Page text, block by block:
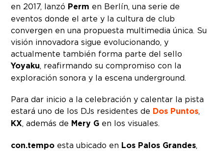
en 2017, lanzó Perm en Berlín, una serie de
eventos donde el arte y la cultura de club
convergen en una propuesta multimedia única. Su
visión innovadora sigue evolucionando, y
actualmente también forma parte del sello
Yoyaku, reafirmando su compromiso con la
exploración sonora y la escena underground.
Para dar inicio a la celebración y calentar la pista
estará uno de los DJs residentes de Dos Puntos,
KX, además de Mery G en los visuales.
con.tempo esta ubicado en Los Palos Grandes,